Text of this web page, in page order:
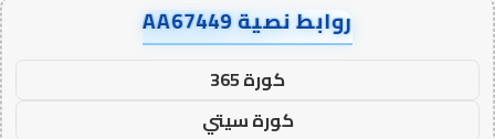
روابط نصية AA67449
كورة 365
كورة سيتي